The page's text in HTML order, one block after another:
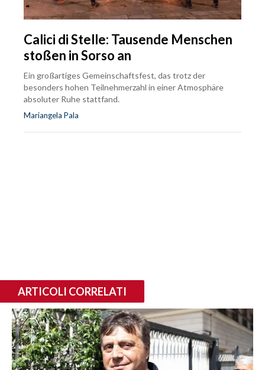
Calici di Stelle: Tausende Menschen
stoßen in Sorso an
Ein großartiges Gemeinschaftsfest, das trotz der
besonders hohen Teilnehmerzahl in einer Atmosphäre
absoluter Ruhe stattfand.
Mariangela Pala
ARTICOLI CORRELATI